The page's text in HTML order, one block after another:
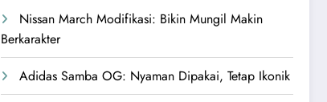
Nissan March Modifikasi: Bikin Mungil Makin
Berkarakter
Adidas Samba OG: Nyaman Dipakai, Tetap Ikonik